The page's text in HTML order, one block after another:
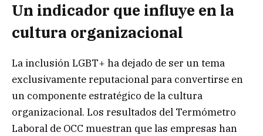
Un indicador que influye en la
cultura organizacional
La inclusión LGBT+ ha dejado de ser un tema
exclusivamente reputacional para convertirse en
un componente estratégico de la cultura
organizacional. Los resultados del Termómetro
Laboral de OCC muestran que las empresas han